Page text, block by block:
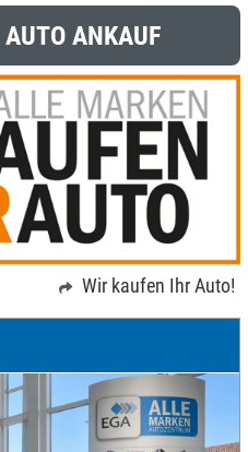
ANKAUF
Wir kaufen Ihr Auto!